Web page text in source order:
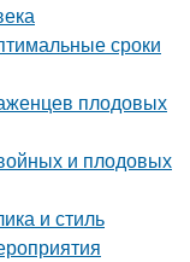
сроки
плодовых
и плодовых
и стиль